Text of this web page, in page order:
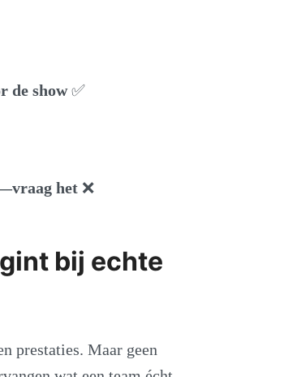
de show✅
het ❌
bij echte
prestaties. Maar geen